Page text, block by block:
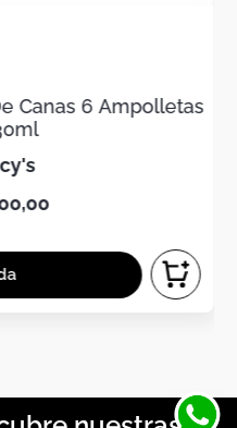
Canas 6 Ampolletas
,00